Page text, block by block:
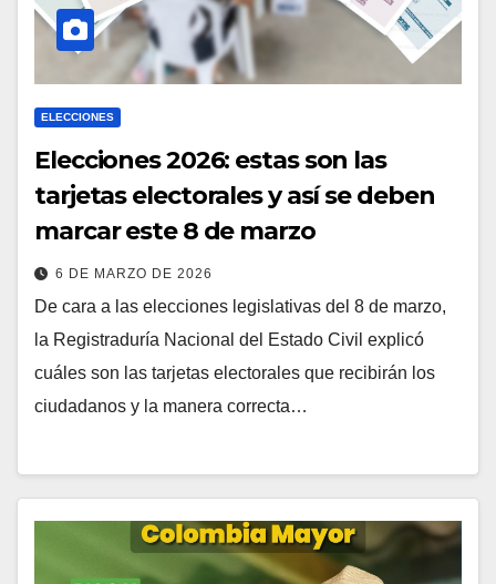
ELECCIONES
Elecciones 2026: estas son las
tarjetas electorales y así se deben
marcar este 8 de marzo
6 DE MARZO DE 2026
De cara a las elecciones legislativas del 8 de marzo,
la Registraduría Nacional del Estado Civil explicó
cuáles son las tarjetas electorales que recibirán los
ciudadanos y la manera correcta…